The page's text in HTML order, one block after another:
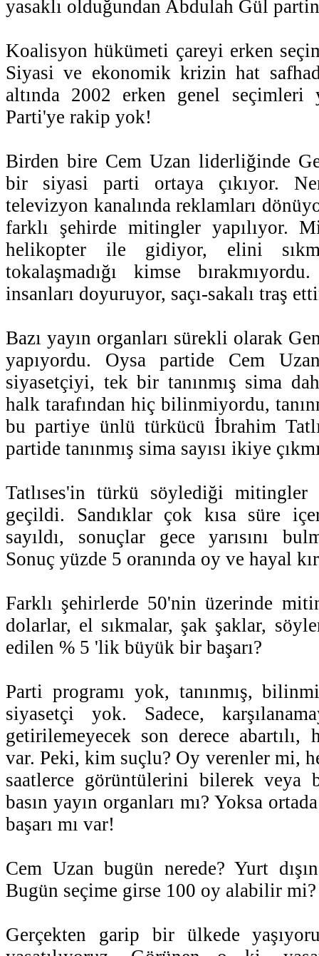
yasaklı olduğundan Abdulah Gül
Koalisyon hükümeti çareyi erken
Siyasi ve ekonomik krizin hat
altında 2002 erken genel seçimleri
Parti'ye rakip yok!
Birden bire Cem Uzan liderliğinde
bir siyasi parti ortaya çıkıyor.
televizyon kanalında reklamları
farklı şehirde mitingler yapılıyor.
helikopter ile gidiyor, elini
tokalaşmadığı kimse
insanları doyuruyor, saçı-sakalı traş
Bazı yayın organları sürekli olarak
yapıyordu. Oysa partide Cem
siyasetçiyi, tek bir tanınmış sima
halk tarafından hiç bilinmiyordu,
bu partiye ünlü türkücü İbrahim
partide tanınmış sima sayısı ikiye
Tatlıses'in türkü söylediği mitingler
geçildi. Sandıklar çok kısa süre
sayıldı, sonuçlar gece yarısını
Sonuç yüzde 5 oranında oy ve hayal
Farklı şehirlerde 50'nin üzerinde
dolarlar, el sıkmalar, şak şaklar,
edilen % 5 'lik büyük bir başarı?
Parti programı yok, tanınmış,
siyasetçi yok. Sadece,
getirilemeyecek son derece
var. Peki, kim suçlu? Oy verenler mi,
saatlerce görüntülerini bilerek veya
basın yayın organları mı? Yoksa
başarı mı var!
Cem Uzan bugün nerede? Yurt
Bugün seçime girse 100 oy alabilir mi?
Gerçekten garip bir ülkede